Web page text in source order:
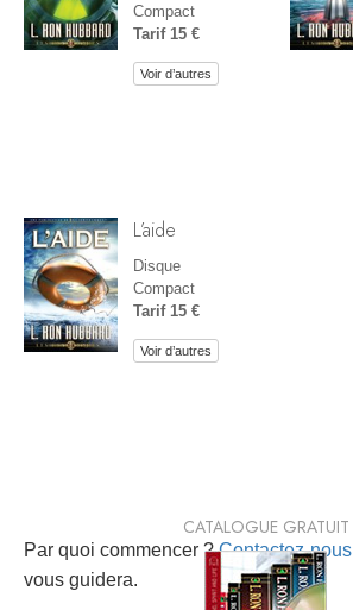
Compact
Tarif 15 €
Voir d’autres
L’aide
Disque
Compact
Tarif 15 €
Voir d’autres
Par quoi commencer ?Contactez-nous
vous guidera.
CATALOGUE GRATUIT